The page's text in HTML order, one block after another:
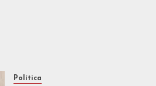
Política